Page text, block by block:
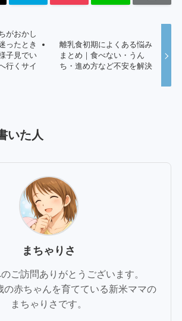
がおかし
ったとき
子見でい
行くサイ
離乳食初期によくある悩み
まとめ｜食べない・うん
ち・進め方など不安を解決
いた人
まちゃりさ
ご訪問ありがとうございます。
の赤ちゃんを育てている新米ママの
まちゃりさです。